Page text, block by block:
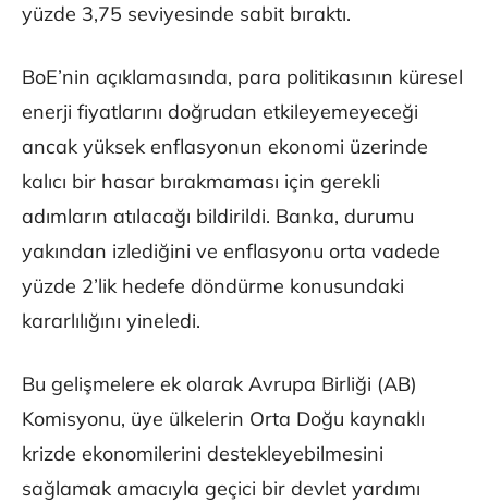
yüzde 3,75 seviyesinde sabit bıraktı.
BoE’nin açıklamasında, para politikasının küresel
enerji fiyatlarını doğrudan etkileyemeyeceği
ancak yüksek enflasyonun ekonomi üzerinde
kalıcı bir hasar bırakmaması için gerekli
adımların atılacağı bildirildi. Banka, durumu
yakından izlediğini ve enflasyonu orta vadede
yüzde 2’lik hedefe döndürme konusundaki
kararlılığını yineledi.
Bu gelişmelere ek olarak Avrupa Birliği (AB)
Komisyonu, üye ülkelerin Orta Doğu kaynaklı
krizde ekonomilerini destekleyebilmesini
sağlamak amacıyla geçici bir devlet yardımı